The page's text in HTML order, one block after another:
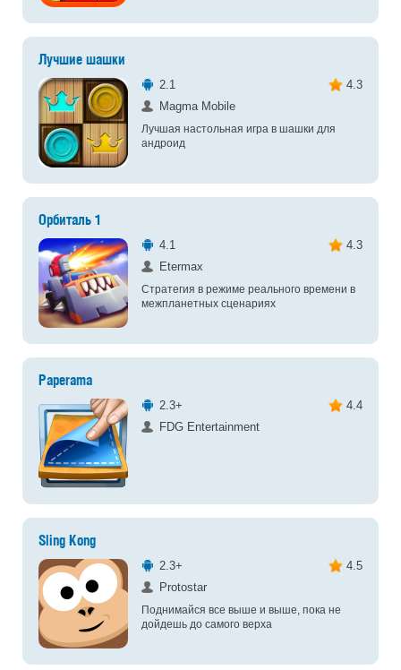
Лучшие шашки
2.1
4.3
Magma Mobile
Лучшая настольная игра в шашки для
андроид
Орбиталь 1
4.1
4.3
Etermax
Стратегия в режиме реального времени в
межпланетных сценариях
Paperama
2.3+
4.4
FDG Entertainment
Sling Kong
2.3+
4.5
Protostar
Поднимайся все выше и выше, пока не
дойдешь до самого верха